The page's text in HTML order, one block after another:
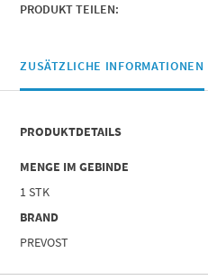
PRODUKT TEILEN:
ZUSÄTZLICHE INFORMATIONEN
PRODUKTDETAILS
MENGE IM GEBINDE
1 STK
BRAND
PREVOST